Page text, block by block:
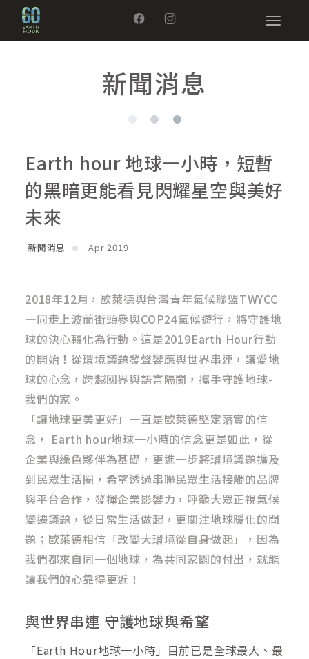
新聞消息
Earth hour 地球一小時，短暫
的黑暗更能看見閃耀星空與美好
未來
新聞消息 Apr 2019
2018年12月，歐萊德與台灣青年氣候聯盟TWYCC
一同走上波蘭街頭參與COP24氣候遊行，將守護地
球的決心轉化為行動。這是2019Earth Hour行動
的開始！從環境議題發聲響應與世界串連，讓愛地
球的心念，跨越國界與語言隔閡，攜手守護地球-
我們的家。
「讓地球更美更好」一直是歐萊德堅定落實的信
念， Earth hour地球一小時的信念更是如此，從
企業與綠色夥伴為基礎，更進一步將環境議題擴及
到民眾生活圈，希望透過串聯民眾生活接觸的品牌
與平台合作，發揮企業影響力，呼籲大眾正視氣候
變遷議題，從日常生活做起，更關注地球暖化的問
題；歐萊德相信「改變大環境從自身做起」，因為
我們都來自同一個地球，為共同家園的付出，就能
讓我們的心靠得更近！
與世界串連 守護地球與希望
「Earth Hour地球一小時」目前已是全球最大、最